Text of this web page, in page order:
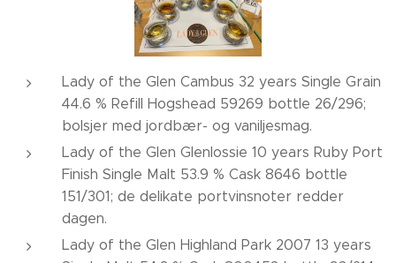
Lady of the Glen Cambus 32 years Single Grain
44.6 % Refill Hogshead 59269 bottle 26/296;
bolsjer med jordbær- og vaniljesmag.
Lady of the Glen Glenlossie 10 years Ruby Port
Finish Single Malt 53.9 % Cask 8646 bottle
151/301; de delikate portvinsnoter redder
dagen.
Lady of the Glen Highland Park 2007 13 years